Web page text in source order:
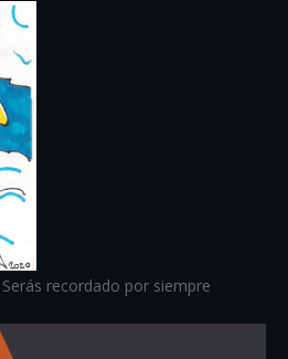
recordado por siempre